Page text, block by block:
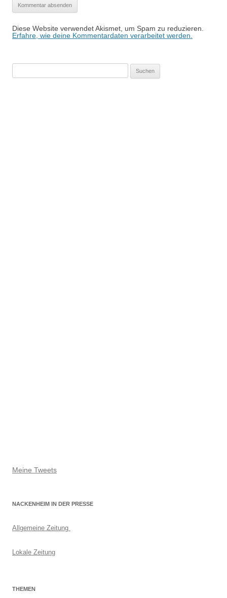
Diese Website verwendet Akismet, um Spam zu reduzieren.
Erfahre, wie deine Kommentardaten verarbeitet werden.
Meine Tweets
NACKENHEIM IN DER PRESSE
Allgemeine Zeitung
Lokale Zeitung
THEMEN